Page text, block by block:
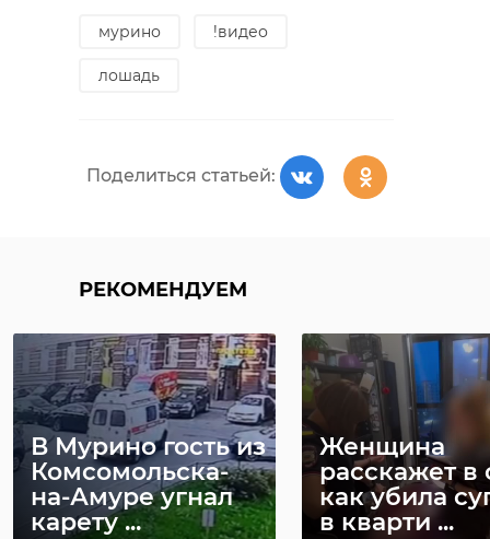
мурино !видео
лошадь
Поделиться статьей:
РЕКОМЕНДУЕМ
В Мурино гость из
Комсомольска-
на-Амуре угнал
карету ...
Женщина
расскажет в
как убила
в кварти ...
фонд друзей балтийской нерпы
тюлени
Поделиться статьей: